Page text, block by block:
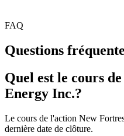
FAQ
Questions
Quel est le cours
Energy Inc.?
Le cours de l'action New
dernière date de clôture.